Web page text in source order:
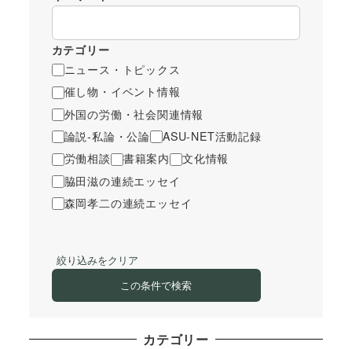
カテゴリー
ニュース・トピックス
催し物・イベント情報
外国の労働・社会関連情報
論説-私論・公論
ASU-NET活動記録
労働相談
書籍案内
文化情報
脇田滋の連続エッセイ
森岡孝二の連続エッセイ
絞り込みをクリア
この条件で検索
カテゴリー